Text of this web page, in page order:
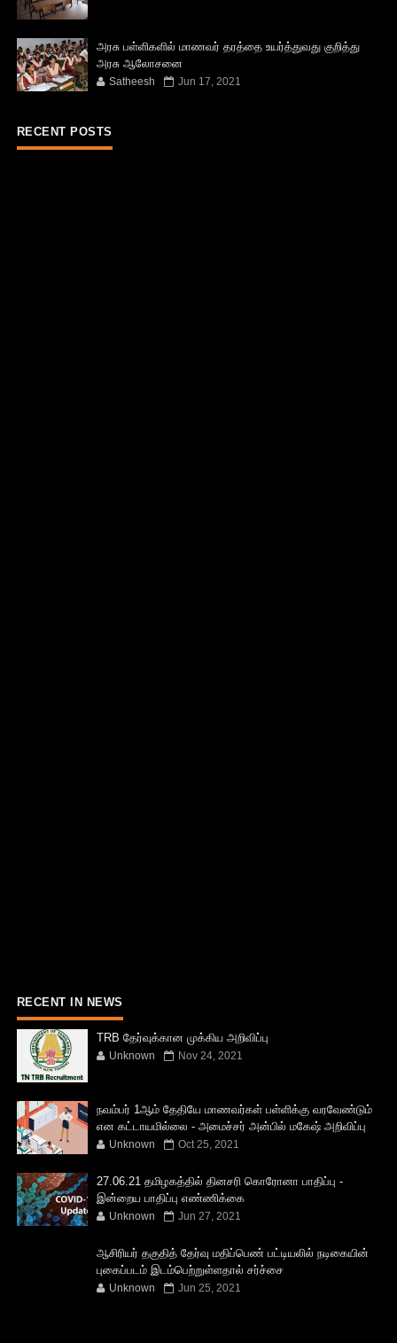
அரசு பள்ளிகளில் மாணவர் தரத்தை உயர்த்துவது குறித்து
அரசு ஆலோசனை
Satheesh Jun 17, 2021
RECENT POSTS
RECENT IN NEWS
TRB தேர்வுக்கான முக்கிய அறிவிப்பு
Unknown Nov 24, 2021
நவம்பர் 1ஆம் தேதியே மாணவர்கள் பள்ளிக்கு வரவேண்டும்
என கட்டாயமில்லை - அமைச்சர் அன்பில் மகேஷ் அறிவிப்பு
Unknown Oct 25, 2021
27.06.21 தமிழகத்தில் தினசரி கொரோனா பாதிப்பு -
இன்றைய பாதிப்பு எண்ணிக்கை
Unknown Jun 27, 2021
ஆசிரியர் தகுதித் தேர்வு மதிப்பெண் பட்டியலில் நடிகையின்
புகைப்படம் இடம்பெற்றுள்ளதால் சர்ச்சை
Unknown Jun 25, 2021